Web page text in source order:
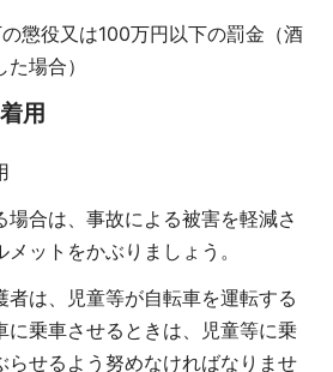
役又は100万円以下の罰金（酒
場合）
用
場合は、事故による被害を軽減さ
ットをかぶりましょう。
者は、児童等が自転車を運転する
に乗車させるときは、児童等に乗
らせるよう努めなければなりませ